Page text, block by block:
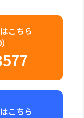
こちら
こちら